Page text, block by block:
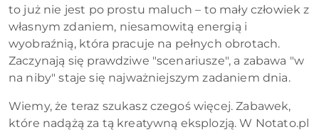
to już nie jest po prostu maluch – to mały człowiek z
własnym zdaniem, niesamowitą energią i
wyobraźnią, która pracuje na pełnych obrotach.
Zaczynają się prawdziwe "scenariusze", a zabawa "w
na niby" staje się najważniejszym zadaniem dnia.
Wiemy, że teraz szukasz czegoś więcej. Zabawek,
które nadążą za tą kreatywną eksplozją. W Notato.pl